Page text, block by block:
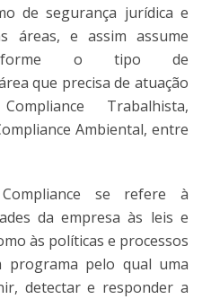
de segurança jurídica e
áreas, e assim assume
o tipo de
que precisa de atuação
Trabalhista,
Ambiental, entre
se refere à
da empresa às leis e
às políticas e processos
programa pelo qual uma
detectar e responder a